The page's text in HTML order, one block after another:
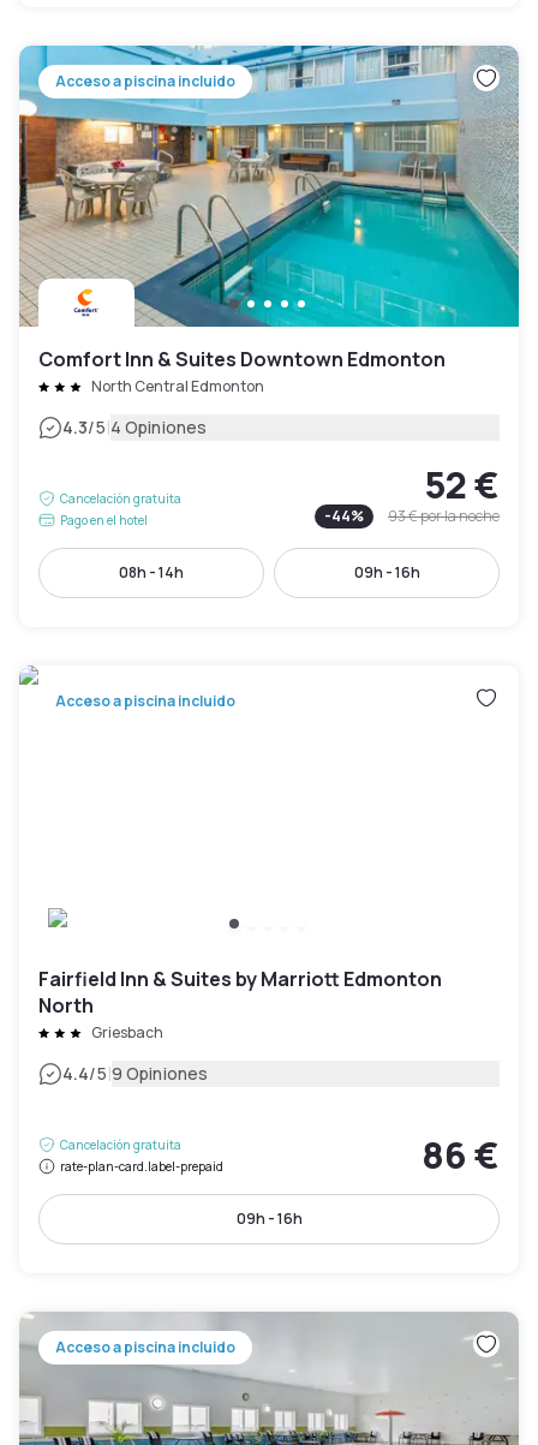
Acceso a piscina incluido
Comfort Inn & Suites Downtown Edmonton
North Central Edmonton
4.3/5|4 Opiniones
Cancelación gratuita
Pago en el hotel
52 €
-44% 93 €por la noche
08h - 14h 09h - 16h
Acceso a piscina incluido
Fairfield Inn & Suites by Marriott Edmonton
North
Griesbach
4.4/5|9 Opiniones
Cancelación gratuita
rate-plan-card.label-prepaid
86 €
09h - 16h
Acceso a piscina incluido